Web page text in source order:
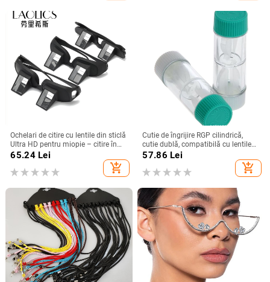
Ochelari de citire cu lentile din sticlă
Ultra HD pentru miopie – citire în
poziție culcată
65.24Lei
add_shopping_cart
Cutie de îngrijire RGP cilindrică,
cutie dublă, compatibilă cu lentile
OK, Model M-001
57.86 Lei
add_shopping_cart